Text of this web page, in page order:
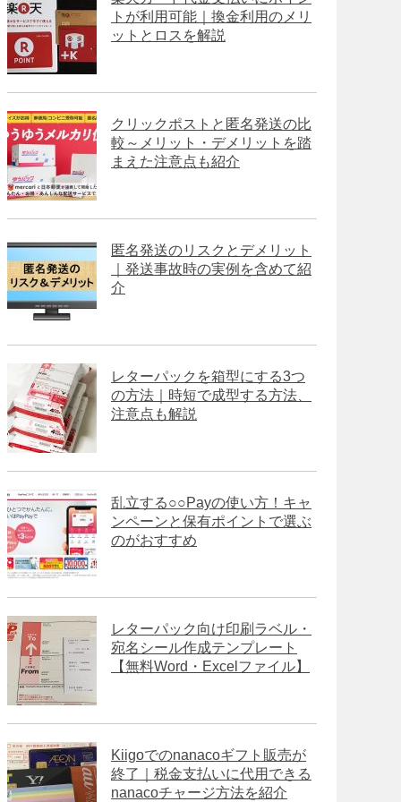
トが利用可能｜換金利用のメリ
ットとロスを解説
クリックポストと匿名発送の比
較～メリット・デメリットを踏
まえた注意点も紹介
匿名発送のリスクとデメリット
｜発送事故時の実例を含めて紹
介
レターパックを箱型にする3つ
の方法｜時短で成型する方法、
注意点も解説
乱立する○○Payの使い方！キャ
ンペーンと保有ポイントで選ぶ
のがおすすめ
レターパック向け印刷ラベル・
宛名シール作成テンプレート
【無料Word・Excelファイル】
Kiigoでのnanacoギフト販売が
終了｜税金支払いに代用できる
nanacoチャージ方法を紹介